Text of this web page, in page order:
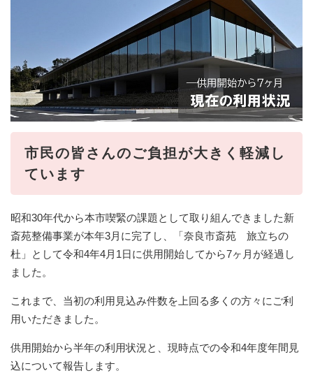
市民の皆さんのご負担が大きく軽減し
ています
昭和30年代から本市喫緊の課題として取り組んできました新
斎苑整備事業が本年3月に完了し、「奈良市斎苑 旅立ちの
杜」として令和4年4月1日に供用開始してから7ヶ月が経過し
ました。
これまで、当初の利用見込み件数を上回る多くの方々にご利
用いただきました。
供用開始から半年の利用状況と、現時点での令和4年度年間見
込について報告します。